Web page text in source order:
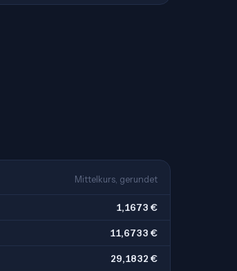
Mittelkurs, gerundet
1,1673 €
11,6733 €
29,1832 €